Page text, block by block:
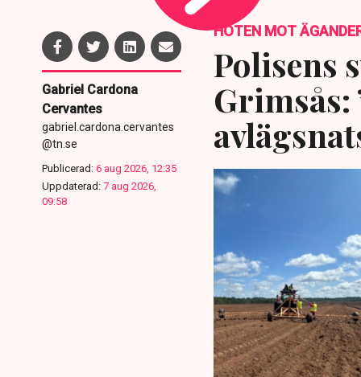
Gabriel Cardona
Cervantes
gabriel.cardona.cervantes
@tn.se
Publicerad: 6 aug 2026, 12:35
Uppdaterad: 7 aug 2026,
09:58
HOTEN MOT
Polisens